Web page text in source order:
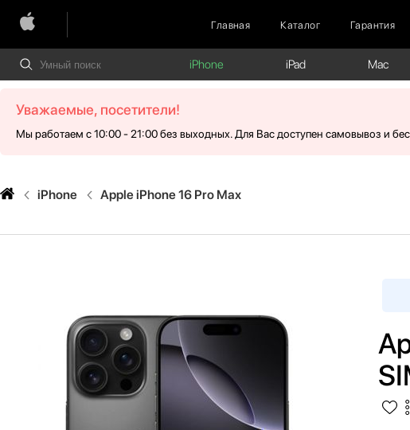
Главная Каталог Гарантия
iPhone iPad Mac
Уважаемые, посетители!
Мы работаем с 10:00 - 21:00 без выходных. Для Вас доступен самовывоз и
iPhone Apple iPhone 16 Pro Max